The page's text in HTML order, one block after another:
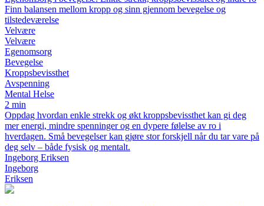
Finn balansen mellom kropp og sinn gjennom bevegelse og
tilstedeværelse
Velvære
Velvære
Egenomsorg
Bevegelse
Kroppsbevissthet
Avspenning
Mental Helse
2 min
Oppdag hvordan enkle strekk og økt kroppsbevissthet kan gi deg
mer energi, mindre spenninger og en dypere følelse av ro i
hverdagen. Små bevegelser kan gjøre stor forskjell når du tar vare på
deg selv – både fysisk og mentalt.
Ingeborg Eriksen
Ingeborg
Eriksen